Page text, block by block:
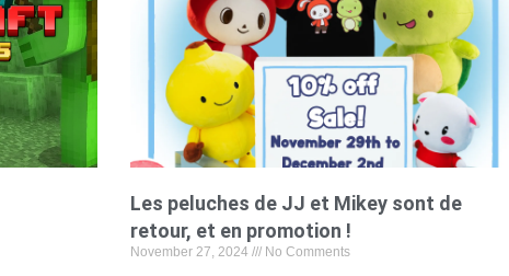
Les peluches de JJ et Mikey sont de
retour, et en promotion !
November 27, 2024 No Comments